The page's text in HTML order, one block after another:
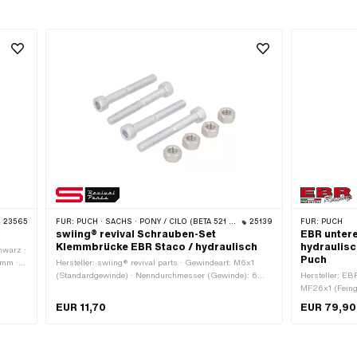
23565
·
·
FÜR: PUCH · SACHS · PONY / CILO (BETA 521 & 512) 25139
swiing® revival Schrauben-Set
Klemmbrücke EBR Staco / hydraulisch
Hersteller: swiing® revival parts · Gewindeart: M6x1
(Standardgewinde) · Nenndurchmesser (Gewinde): 6
EUR 11,70
FÜR: PUCH
EBR
Puch
Hersteller:
MF26x1
EUR 79,90